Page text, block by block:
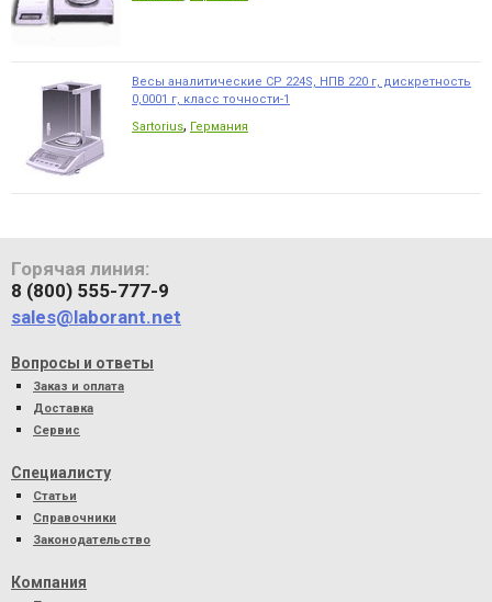
Весы аналитические CP 224S, НПВ 220 г, дискретность
0,0001 г, класс точности-1
Sartorius, Германия
Горячая линия:
8 (800) 555-777-9
sales@laborant.net
Вопросы и ответы
Заказ и оплата
Доставка
Сервис
Специалисту
Статьи
Справочники
Законодательство
Компания